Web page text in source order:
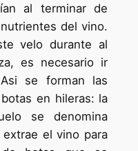
al terminar de
del vino.
velo durante al
es necesario ir
se forman las
en hileras: la
se denomina
el vino para